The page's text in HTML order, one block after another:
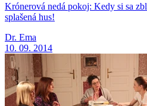
Krónerová nedá pokoj: Kedy si sa
splašená hus!
Dr. Ema
10. 09. 2014